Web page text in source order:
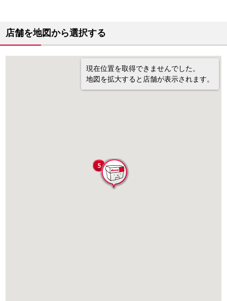
店舗を地図から選択する
現在位置を取得できませんでした。
地図を拡大すると店舗が表示されます。